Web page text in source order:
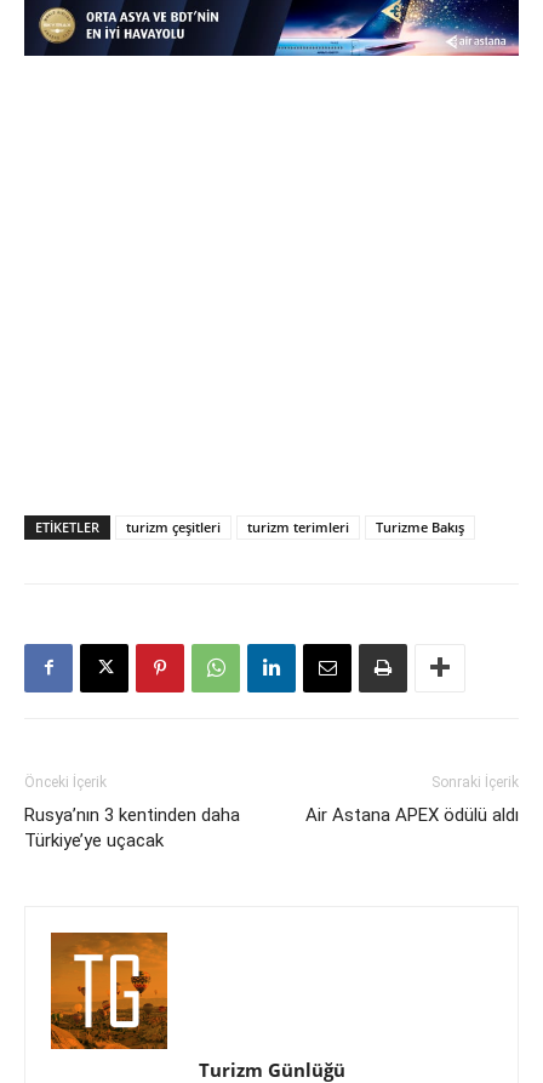
ETIKETLER turizm çeşitleri turizm terimleri Turizme Bakış
Önceki İçerik
Rusya’nın 3 kentinden daha
Türkiye’ye uçacak
Sonraki İçerik
Air Astana APEX ödülü aldı
Turizm Günlüğü